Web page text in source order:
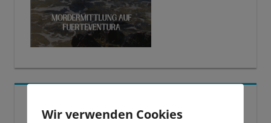
Wir verwenden Cookies